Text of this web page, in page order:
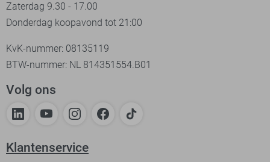
Zaterdag 9.30 - 17.00
Donderdag koopavond tot 21:00
KvK-nummer: 08135119
BTW-nummer: NL 814351554.B01
Volg ons
Klantenservice